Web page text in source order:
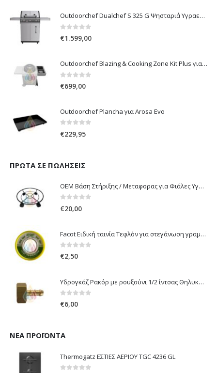
Outdoorchef Dualchef S 325 G Ψησταριά Υγραερίου
0out of 5
€ 1.599,00
Outdoorchef Blazing & Cooking Zone Kit Plus για Ψησταριά Arosa Evo
0out of 5
€699,00
Outdoorchef Plancha για Arosa Evo
0out of 5
€229,95
ΠΡΏΤΑ ΣΕ ΠΩΛΉΣΕΙΣ
OEM Βάση Στήριξης / Μεταφορας για Φιάλες Υγραερίου 10 kg & 13 kg με ροδάκια
0out of 5
€20,00
Facot Ειδική ταινία Τεφλόν για στεγάνωση γραμμών αερίου 12m
0out of 5
€2,50
Υδρογκάζ Ρακόρ με ρουξούνι 1/2 ίντσας Θηλυκό Δεξιόστροφο για σύνδεση συσκευών με λάστιχο υγραερίου 8mm
0out of 5
€6,00
ΝΈΑ ΠΡΟΪΌΝΤΑ
Thermogatz ΕΣΤΙΕΣ ΑΕΡΙΟΥ TGC 4236 GL